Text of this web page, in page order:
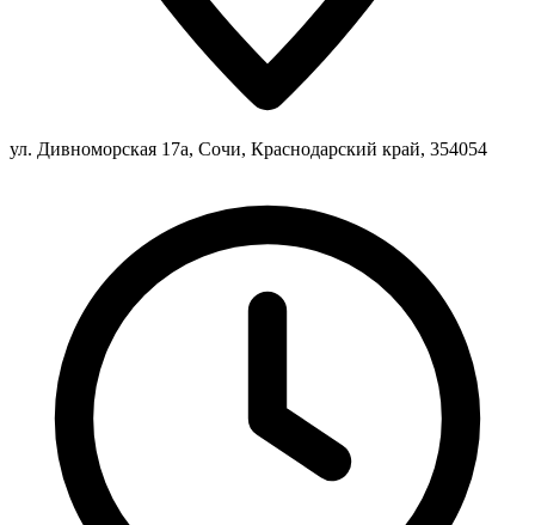
ул. Дивноморская 17а, Сочи, Краснодарский край, 354054